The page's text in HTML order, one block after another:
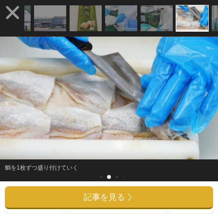
鯛を1枚ずつ盛り付けていく
記事を見る